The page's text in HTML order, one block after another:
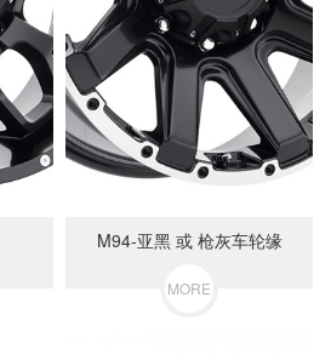
M94-亚黑 或 枪灰车轮缘
MORE